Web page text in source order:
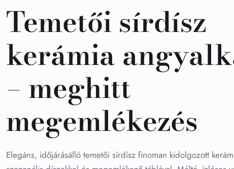
Temetői sírdísz
kerámia
– meghitt
megemlékezés
Elegáns, időjárásálló temetői sírdísz finoman kidolgozott